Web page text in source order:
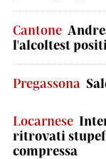
Cantone
l'alcoltest
Pregassona
Locarnese
ritrovati
compressa